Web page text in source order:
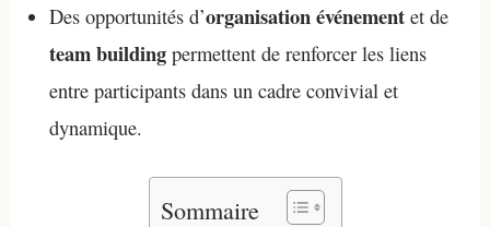
Des opportunités d’organisation événement et de
team building permettent de renforcer les liens
entre participants dans un cadre convivial et
dynamique.
Sommaire